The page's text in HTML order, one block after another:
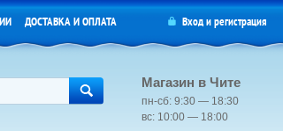
Магазин в Чите
пн-сб: 9:30 — 18:30
вс: 10:00 — 18:00
ДОСТАВКА И ОПЛАТА Входирегистрация